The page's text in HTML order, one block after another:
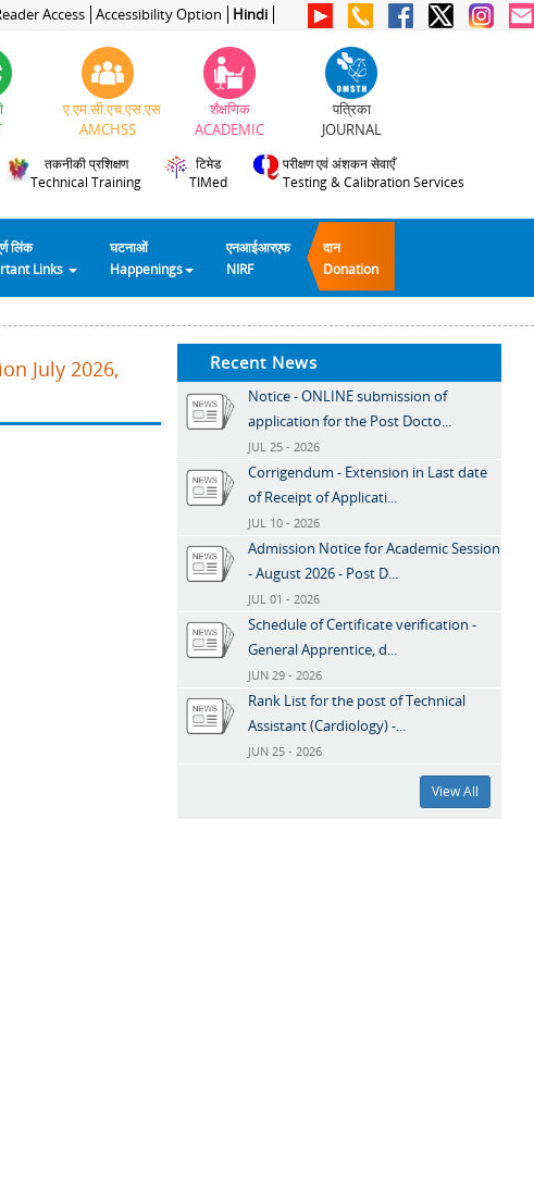
Access Accessibility Option Hindi
ए.एम.सी.एच.एस.एस
AMCHSS
शैक्षणिक
ACADEMIC
पत्रिका
JOURNAL
तकनीकी प्रशिक्षण
Technical Training
टिमेड
TIMed
परीक्षण एवं अंशकन सेवाएँ
Testing & Calibration Services
लिंक
Links
घटनाओं
Happenings
एनआईआरएफ
NIRF
दान
Donation
July 2026,
Recent News
Notice - ONLINE submission of
application for the Post Docto...
JUL 25 - 2026
Corrigendum - Extension in Last date
of Receipt of Applicati...
JUL 10 - 2026
Admission Notice for Academic Session
- August 2026 - Post D...
JUL 01 - 2026
Schedule of Certificate verification -
General Apprentice, d...
JUN 29 - 2026
Rank List for the post of Technical
Assistant (Cardiology) -...
JUN 25 - 2026
View All